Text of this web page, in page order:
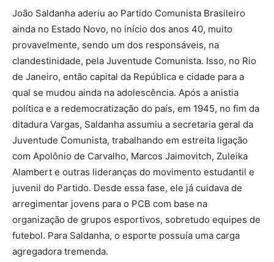
João Saldanha aderiu ao Partido Comunista Brasileiro
ainda no Estado Novo, no início dos anos 40, muito
provavelmente, sendo um dos responsáveis, na
clandestinidade, pela Juventude Comunista. Isso, no Rio
de Janeiro, então capital da República e cidade para a
qual se mudou ainda na adolescência. Após a anistia
política e a redemocratização do país, em 1945, no fim da
ditadura Vargas, Saldanha assumiu a secretaria geral da
Juventude Comunista, trabalhando em estreita ligação
com Apolônio de Carvalho, Marcos Jaimovitch, Zuleika
Alambert e outras lideranças do movimento estudantil e
juvenil do Partido. Desde essa fase, ele já cuidava de
arregimentar jovens para o PCB com base na
organização de grupos esportivos, sobretudo equipes de
futebol. Para Saldanha, o esporte possuía uma carga
agregadora tremenda.